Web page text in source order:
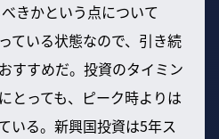
きかという点について
ている状態なので、引き続
すすめだ。投資のタイミン
とっても、ピーク時よりは
いる。新興国投資は5年ス